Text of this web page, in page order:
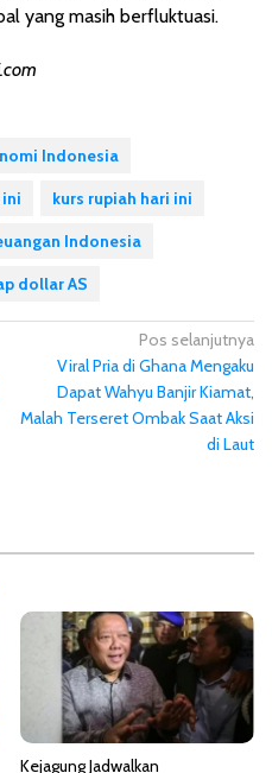
yang masih berfluktuasi.
Indonesia
ini
kurs rupiah hari ini
Indonesia
dollar AS
Pos selanjutnya
Viral Pria di Ghana Mengaku
Dapat Wahyu Banjir Kiamat,
Malah Terseret Ombak Saat Aksi
di Laut
Kejagung Jadwalkan